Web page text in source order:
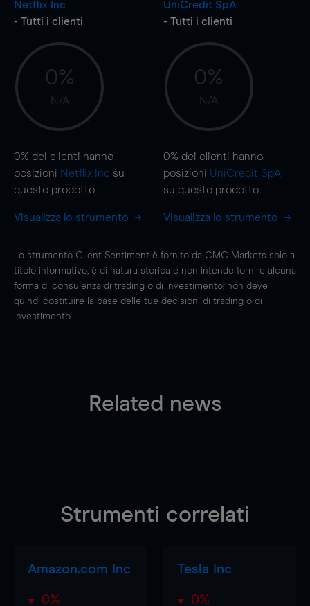
Netflix Inc
- Tutti i clienti
0%
N/A
0% dei clienti hanno
posizioni Netflix Inc su
questo prodotto
Visualizza lo strumento
UniCredit SpA
- Tutti i clienti
0%
N/A
0% dei clienti hanno
posizioni UniCredit SpA
su questo prodotto
Visualizza lo strumento
Lo strumento Client Sentiment è fornito da CMC Markets solo a
titolo informativo, è di natura storica e non intende fornire alcuna
forma di consulenza di trading o di investimento; non deve
quindi costituire la base delle tue decisioni di trading o di
investimento.
Related news
Strumenti correlati
Amazon.com Inc
0%
Tesla Inc
0%